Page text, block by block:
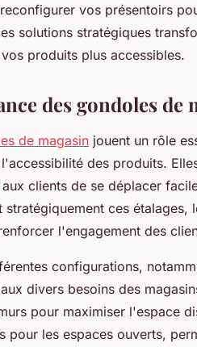
vos présentoirs
solutions stratégiques
produits plus accessibles.
des gondoles de
de magasin jouent un rôle
des produits.
clients de se déplacer
stratégiquement ces étalages,
l'engagement des
configurations,
divers besoins des
pour maximiser l'espace
pour les espaces ouverts,